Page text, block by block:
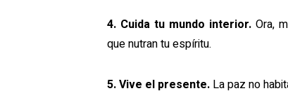
4. Cuida tu mundo interior. Ora,
que nutran tu espíritu.
5. Vive el presente. La paz no